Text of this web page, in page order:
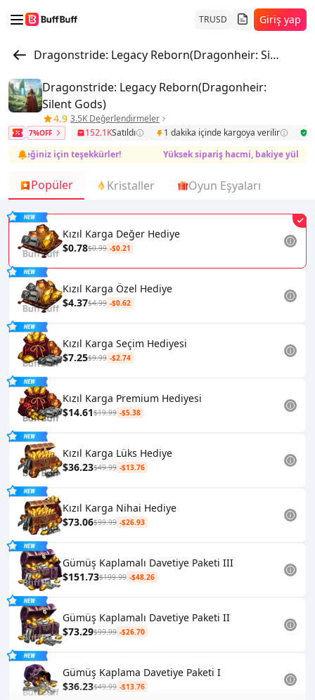
TRUSD Giriş yap
Dragonstride: Legacy Reborn(Dragonheir: Silent Gods)
Dragonstride: Legacy Reborn(Dragonheir:
Silent Gods)
4.9 3.5K Değerlendirmeler
7%OFF 152.1KSatıldı 1 dakika içinde kargoya verilir
için teşekkürler!
Yüksek sipariş hacmi, bakiye
Popüler Kristaller Oyun Eşyaları
Kızıl Karga Değer Hediye
$0.78$0.99 -$0.21
Kızıl Karga Özel Hediye
$4.37$4.99 -$0.62
Kızıl Karga Seçim Hediyesi
$7.25$9.99 -$2.74
Kızıl Karga Premium Hediyesi
$14.61$19.99 -$5.38
Kızıl Karga Lüks Hediye
$36.23$49.99 -$13.76
Kızıl Karga Nihai Hediye
$73.06$99.99 -$26.93
Gümüş Kaplamalı Davetiye Paketi III
$151.73$199.99 -$48.26
Gümüş Kaplamalı Davetiye Paketi II
$73.29$99.99 -$26.70
Gümüş Kaplama Davetiye Paketi I
$36.23$49.99 -$13.76